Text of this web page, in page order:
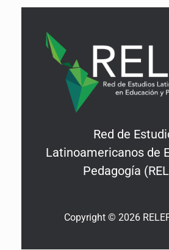
Red de
Latinoamericanos de
Pedagogía
Copyright © 2026